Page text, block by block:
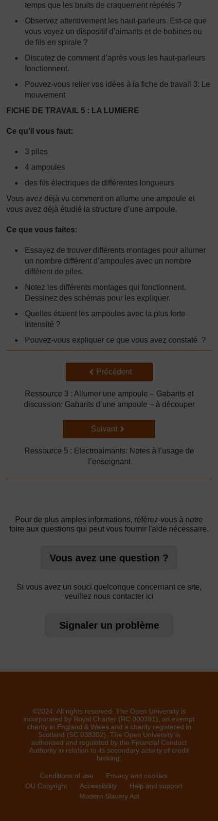
temps que les bruits de craquement répétés ?
Observez attentivement les haut-parleurs. Est-ce que
vous voyez un dispositif d’aimants et de bobines ou
de fils en spirale ?
Discutez de comment d’après vous les haut-parleurs
fonctionnent.
Pouvez-vous relier vos idées à la fiche de travail 3: Le
mouvement
FICHE DE TRAVAIL 5 : LA LUMIERE
Ce qu’il vous faut:
3 piles
4 ampoules
des fils électriques de différentes longueurs
Vous avez déjà vu comment on allume une ampoule et
vous avez déjà étudié la structure d’une ampoule.
Ce que vous faites:
Essayez de trouver différents montages pour allumer
un nombre différent d’ampoules avec un nombre
différent de piles.
Notez les différents montages qui fonctionnent.
Dessinez des schémas pour les expliquer.
Quelles étaient les ampoules avec la plus forte
intensité ?
Pouvez-vous expliquer ce que vous avez constaté ?
Précédent
Précédent
Ressource 3 : Allumer une ampoule – Gabarits et
discussion: Gabarits d’une ampoule – à découper
Suivant
Suivant
Ressource 5 : Electroaimants: Notes à l’usage de
l’enseignant
Pour de plus amples informations, référez-vous à notre
foire aux questions qui peut vous fournir l'aide nécessaire.
Vous avez une question ?
Si vous avez un souci quelconque concernant ce site,
veuillez nous contacter ici
Signaler un problème
©2024. All rights reserved. The Open University is
incorporated by Royal Charter (RC 000391), an exempt
charity in England & Wales and a charity registered in
Scotland (SC 038302). The Open University is
authorised and regulated by the Financial Conduct
Authority in relation to its secondary activity of credit
broking.
Conditions of use
Privacy and cookies
OU Copyright
Accessibility
Help and support
Modern Slavery Act